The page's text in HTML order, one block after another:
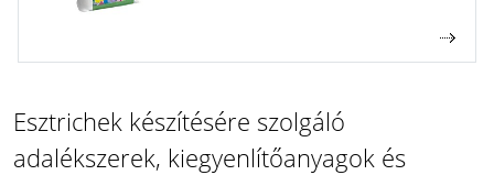
Esztrichek készítésére szolgáló
adalékszerek, kiegyenlítőanyagok és